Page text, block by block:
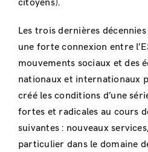
citoyens).
Les trois dernières
une forte connexion entre
mouvements sociaux et des
nationaux et internationaux
créé les conditions d’une
fortes et radicales au cours
suivantes : nouveaux
particulier dans le domaine